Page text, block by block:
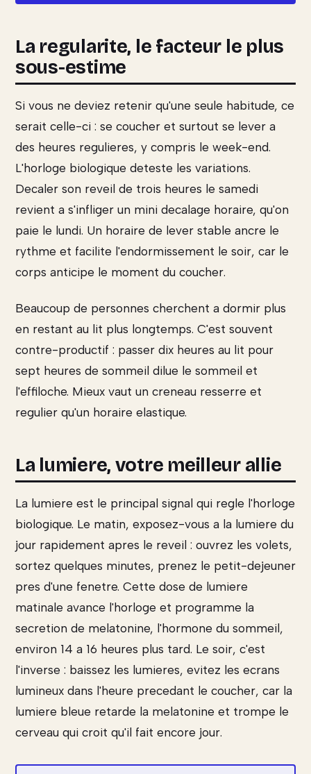
La regularite, le facteur le plus
sous-estime
Si vous ne deviez retenir qu'une seule habitude, ce
serait celle-ci : se coucher et surtout se lever a
des heures regulieres, y compris le week-end.
L'horloge biologique deteste les variations.
Decaler son reveil de trois heures le samedi
revient a s'infliger un mini decalage horaire, qu'on
paie le lundi. Un horaire de lever stable ancre le
rythme et facilite l'endormissement le soir, car le
corps anticipe le moment du coucher.
Beaucoup de personnes cherchent a dormir plus
en restant au lit plus longtemps. C'est souvent
contre-productif : passer dix heures au lit pour
sept heures de sommeil dilue le sommeil et
l'effiloche. Mieux vaut un creneau resserre et
regulier qu'un horaire elastique.
La lumiere, votre meilleur allie
La lumiere est le principal signal qui regle l'horloge
biologique. Le matin, exposez-vous a la lumiere du
jour rapidement apres le reveil : ouvrez les volets,
sortez quelques minutes, prenez le petit-dejeuner
pres d'une fenetre. Cette dose de lumiere
matinale avance l'horloge et programme la
secretion de melatonine, l'hormone du sommeil,
environ 14 a 16 heures plus tard. Le soir, c'est
l'inverse : baissez les lumieres, evitez les ecrans
lumineux dans l'heure precedant le coucher, car la
lumiere bleue retarde la melatonine et trompe le
cerveau qui croit qu'il fait encore jour.